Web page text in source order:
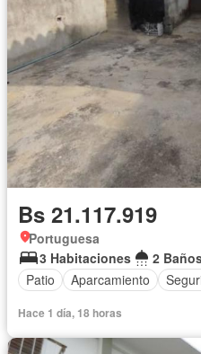
Bs 21.117.919
Portuguesa
3 Habitaciones
2
Patio
Aparcamiento
Hace 1 día, 18 horas